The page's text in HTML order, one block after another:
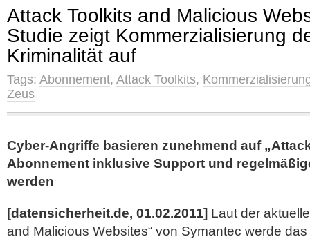
Attack Toolkits and Malicious
Studie zeigt Kommerzialisierung
Kriminalität auf
Tags: Abonnement, Attack Toolkits,
Zeus
Cyber-Angriffe basieren zunehmend auf
Abonnement inklusive Support und
werden
[datensicherheit.de, 01.02.2011] Laut der
and Malicious Websites“ von Symantec werde